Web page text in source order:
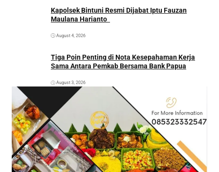
Kapolsek Bintuni Resmi Dijabat Iptu Fauzan
August 4, 2026
Tiga Poin Penting di Nota Kesepahaman Kerja
Sama Antara Pemkab Bersama Bank Papua
August 3, 2026